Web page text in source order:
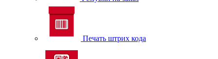
Печать штрих кода